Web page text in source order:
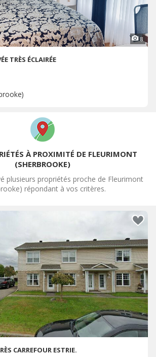
8
TRÈS ÉCLAIRÉE
À PROXIMITÉ DE FLEURIMONT
(SHERBROOKE)
plusieurs propriétés proche de Fleurimont
répondant à vos critères.
CARREFOUR ESTRIE.